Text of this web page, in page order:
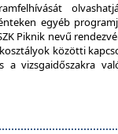
egyéb
Piknik nevű
közötti
vizsgaidőszakra